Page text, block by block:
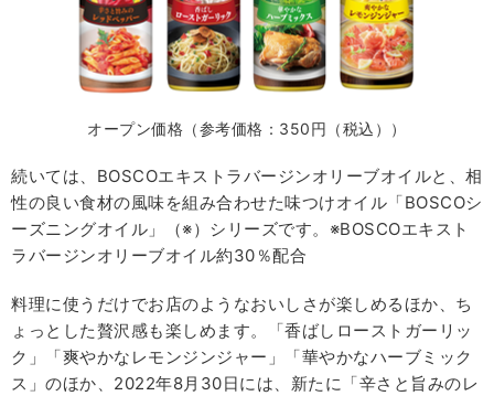
オープン価格（参考価格：350円（税込））
続いては、BOSCOエキストラバージンオリーブオイルと、相
性の良い食材の風味を組み合わせた味つけオイル「BOSCOシ
ーズニングオイル」（※）シリーズです。※BOSCOエキスト
ラバージンオリーブオイル約30％配合
料理に使うだけでお店のようなおいしさが楽しめるほか、ち
ょっとした贅沢感も楽しめます。「香ばしローストガーリッ
ク」「爽やかなレモンジンジャー」「華やかなハーブミック
ス」のほか、2022年8月30日には、新たに「辛さと旨みのレ